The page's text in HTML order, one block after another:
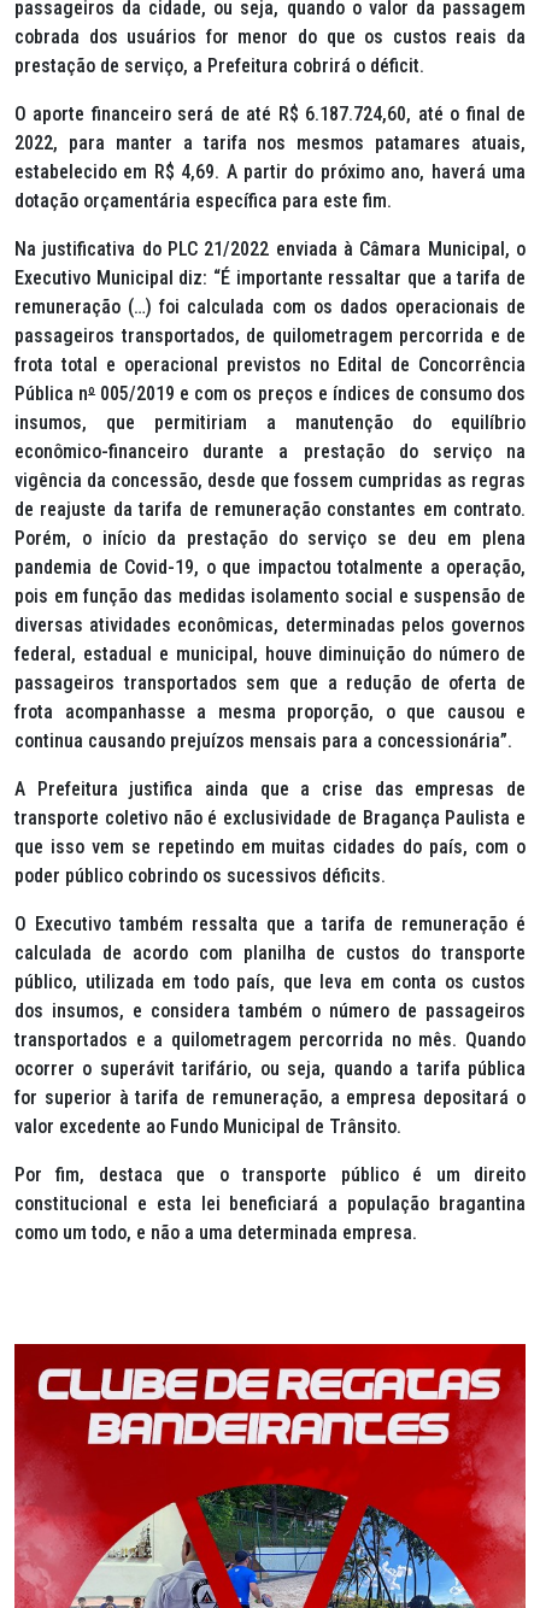
passageiros da cidade, ou seja, quando o valor da passagem
cobrada dos usuários for menor do que os custos reais da
prestação de serviço, a Prefeitura cobrirá o déficit.
O aporte financeiro será de até R$ 6.187.724,60, até o final de
2022, para manter a tarifa nos mesmos patamares atuais,
estabelecido em R$ 4,69. A partir do próximo ano, haverá uma
dotação orçamentária específica para este fim.
Na justificativa do PLC 21/2022 enviada à Câmara Municipal, o
Executivo Municipal diz: “É importante ressaltar que a tarifa de
remuneração (…) foi calculada com os dados operacionais de
passageiros transportados, de quilometragem percorrida e de
frota total e operacional previstos no Edital de Concorrência
Pública nº 005/2019 e com os preços e índices de consumo dos
insumos, que permitiriam a manutenção do equilíbrio
econômico-financeiro durante a prestação do serviço na
vigência da concessão, desde que fossem cumpridas as regras
de reajuste da tarifa de remuneração constantes em contrato.
Porém, o início da prestação do serviço se deu em plena
pandemia de Covid-19, o que impactou totalmente a operação,
pois em função das medidas isolamento social e suspensão de
diversas atividades econômicas, determinadas pelos governos
federal, estadual e municipal, houve diminuição do número de
passageiros transportados sem que a redução de oferta de
frota acompanhasse a mesma proporção, o que causou e
continua causando prejuízos mensais para a concessionária”.
A Prefeitura justifica ainda que a crise das empresas de
transporte coletivo não é exclusividade de Bragança Paulista e
que isso vem se repetindo em muitas cidades do país, com o
poder público cobrindo os sucessivos déficits.
O Executivo também ressalta que a tarifa de remuneração é
calculada de acordo com planilha de custos do transporte
público, utilizada em todo país, que leva em conta os custos
dos insumos, e considera também o número de passageiros
transportados e a quilometragem percorrida no mês. Quando
ocorrer o superávit tarifário, ou seja, quando a tarifa pública
for superior à tarifa de remuneração, a empresa depositará o
valor excedente ao Fundo Municipal de Trânsito.
Por fim, destaca que o transporte público é um direito
constitucional e esta lei beneficiará a população bragantina
como um todo, e não a uma determinada empresa.